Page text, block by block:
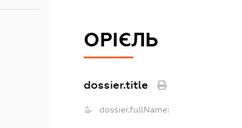
ОРІЄЛЬ
dossier.title
dossier.fullName: